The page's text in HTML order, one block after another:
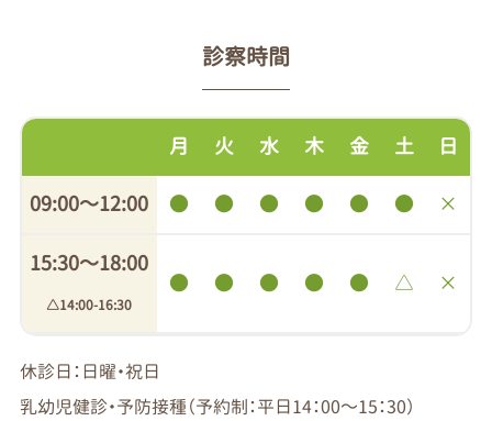
診察時間
月 火 水 木 金 土 日
09:00〜12:00 ● ● ● ● ● ● ×
15:30〜18:00
△14:00-16:30
● ● ● ● ● △ ×
休診日：日曜・祝日
乳幼児健診・予防接種（予約制：平日14：00～15：30）